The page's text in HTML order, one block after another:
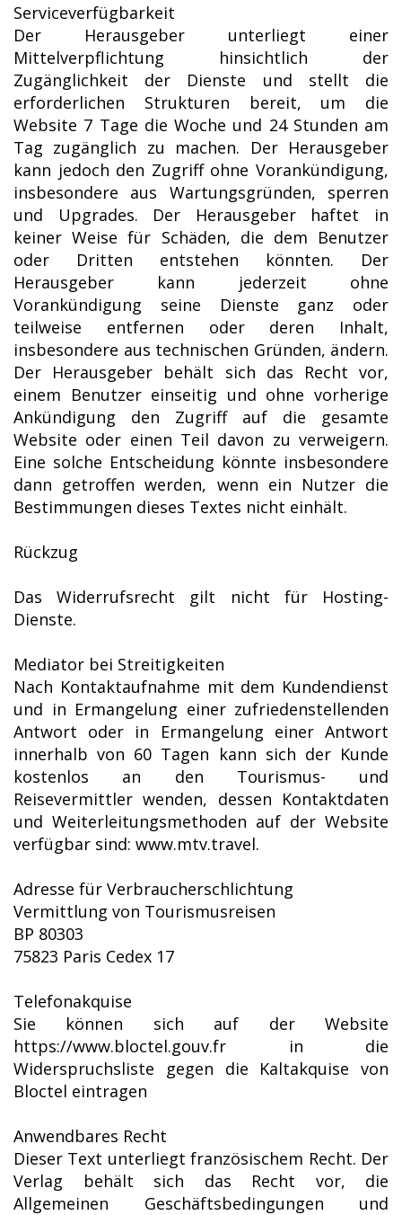
Serviceverfügbarkeit
Der Herausgeber unterliegt einer
Mittelverpflichtung hinsichtlich der
Zugänglichkeit der Dienste und stellt die
erforderlichen Strukturen bereit, um die
Website 7 Tage die Woche und 24 Stunden am
Tag zugänglich zu machen. Der Herausgeber
kann jedoch den Zugriff ohne Vorankündigung,
insbesondere aus Wartungsgründen, sperren
und Upgrades. Der Herausgeber haftet in
keiner Weise für Schäden, die dem Benutzer
oder Dritten entstehen könnten. Der
Herausgeber kann jederzeit ohne
Vorankündigung seine Dienste ganz oder
teilweise entfernen oder deren Inhalt,
insbesondere aus technischen Gründen, ändern.
Der Herausgeber behält sich das Recht vor,
einem Benutzer einseitig und ohne vorherige
Ankündigung den Zugriff auf die gesamte
Website oder einen Teil davon zu verweigern.
Eine solche Entscheidung könnte insbesondere
dann getroffen werden, wenn ein Nutzer die
Bestimmungen dieses Textes nicht einhält.
Rückzug
Das Widerrufsrecht gilt nicht für Hosting-
Dienste.
Mediator bei Streitigkeiten
Nach Kontaktaufnahme mit dem Kundendienst
und in Ermangelung einer zufriedenstellenden
Antwort oder in Ermangelung einer Antwort
innerhalb von 60 Tagen kann sich der Kunde
kostenlos an den Tourismus- und
Reisevermittler wenden, dessen Kontaktdaten
und Weiterleitungsmethoden auf der Website
verfügbar sind: www.mtv.travel.
Adresse für Verbraucherschlichtung
Vermittlung von Tourismusreisen
BP 80303
75823 Paris Cedex 17
Telefonakquise
Sie können sich auf der Website
https://www.bloctel.gouv.fr in die
Widerspruchsliste gegen die Kaltakquise von
Bloctel eintragen
Anwendbares Recht
Dieser Text unterliegt französischem Recht. Der
Verlag behält sich das Recht vor, die
Allgemeinen Geschäftsbedingungen und